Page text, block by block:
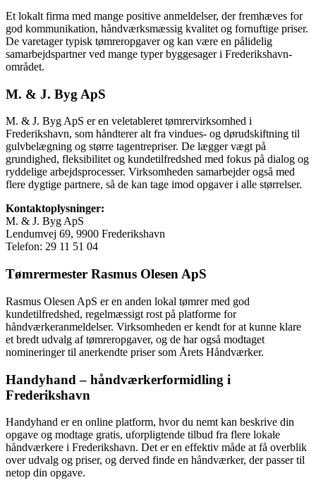
Et lokalt firma med mange positive anmeldelser, der fremhæves for
god kommunikation, håndværksmæssig kvalitet og fornuftige priser.
De varetager typisk tømreropgaver og kan være en pålidelig
samarbejdspartner ved mange typer byggesager i Frederikshavn-
området.
M. & J. Byg ApS
M. & J. Byg ApS er en veletableret tømrervirksomhed i
Frederikshavn, som håndterer alt fra vindues- og dørudskiftning til
gulvbelægning og større tagentrepriser. De lægger vægt på
grundighed, fleksibilitet og kundetilfredshed med fokus på dialog og
ryddelige arbejdsprocesser. Virksomheden samarbejder også med
flere dygtige partnere, så de kan tage imod opgaver i alle størrelser.
Kontaktoplysninger:
M. & J. Byg ApS
Lendumvej 69, 9900 Frederikshavn
Telefon: 29 11 51 04
Tømrermester Rasmus Olesen ApS
Rasmus Olesen ApS er en anden lokal tømrer med god
kundetilfredshed, regelmæssigt rost på platforme for
håndværkeranmeldelser. Virksomheden er kendt for at kunne klare
et bredt udvalg af tømreropgaver, og de har også modtaget
nomineringer til anerkendte priser som Årets Håndværker.
Handyhand – håndværkerformidling i
Frederikshavn
Handyhand er en online platform, hvor du nemt kan beskrive din
opgave og modtage gratis, uforpligtende tilbud fra flere lokale
håndværkere i Frederikshavn. Det er en effektiv måde at få overblik
over udvalg og priser, og derved finde en håndværker, der passer til
netop din opgave.